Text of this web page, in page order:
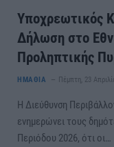
Υποχρεωτικός
Δήλωση στο
Προληπτικής
ΗΜΑΘΙΑ Πέμπτη, 23
Η Διεύθυνση
ενημερώνει τους
Περιόδου 2026, ότι οι…